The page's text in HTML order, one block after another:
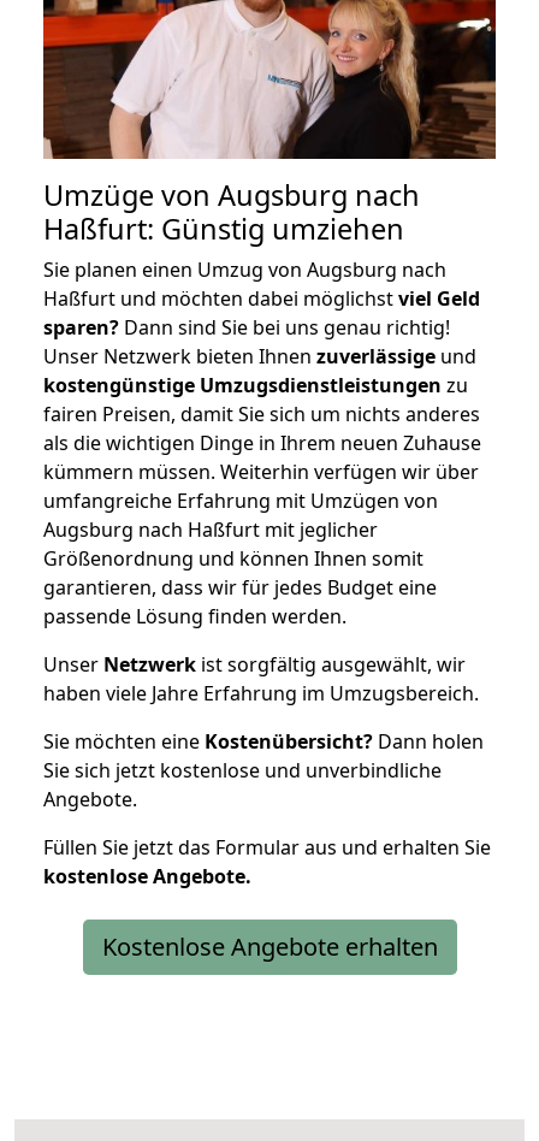
Umzüge von Augsburg nach
Haßfurt: Günstig umziehen
Sie planen einen Umzug von Augsburg nach
Haßfurt und möchten dabei möglichstviel Geld
sparen? Dann sind Sie bei uns genau richtig!
Unser Netzwerk bieten Ihnen zuverlässige und
kostengünstige Umzugsdienstleistungen zu
fairen Preisen, damit Sie sich um nichts anderes
als die wichtigen Dinge in Ihrem neuen Zuhause
kümmern müssen. Weiterhin verfügen wir über
umfangreiche Erfahrung mit Umzügen von
Augsburg nach Haßfurt mit jeglicher
Größenordnung und können Ihnen somit
garantieren, dass wir für jedes Budget eine
passende Lösung finden werden.
Unser Netzwerk ist sorgfältig ausgewählt, wir
haben viele Jahre Erfahrung im Umzugsbereich.
Sie möchten eine Kostenübersicht? Dann holen
Sie sich jetzt kostenlose und unverbindliche
Angebote.
Füllen Sie jetzt das Formular aus und erhalten Sie
kostenloseAngebote.
Kostenlose Angebote erhalten